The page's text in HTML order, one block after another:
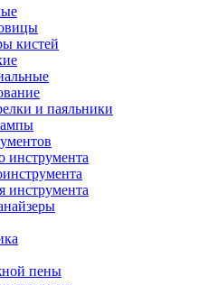
кистей
и паяльники
инструмента
инструмента
пены